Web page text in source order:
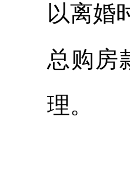
以离婚
总购房
理。
（责